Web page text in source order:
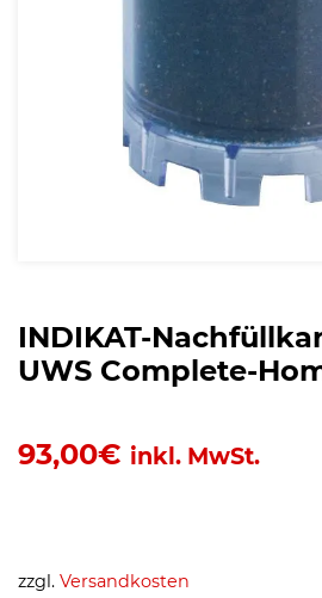
INDIKAT-
UWS Complete-
93,00€ inkl. MwSt.
zzgl. Versandkosten